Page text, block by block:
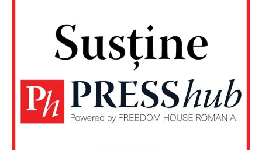
Un proiect
FREEDOM HOUSE ROMÂNIA
PRESShub